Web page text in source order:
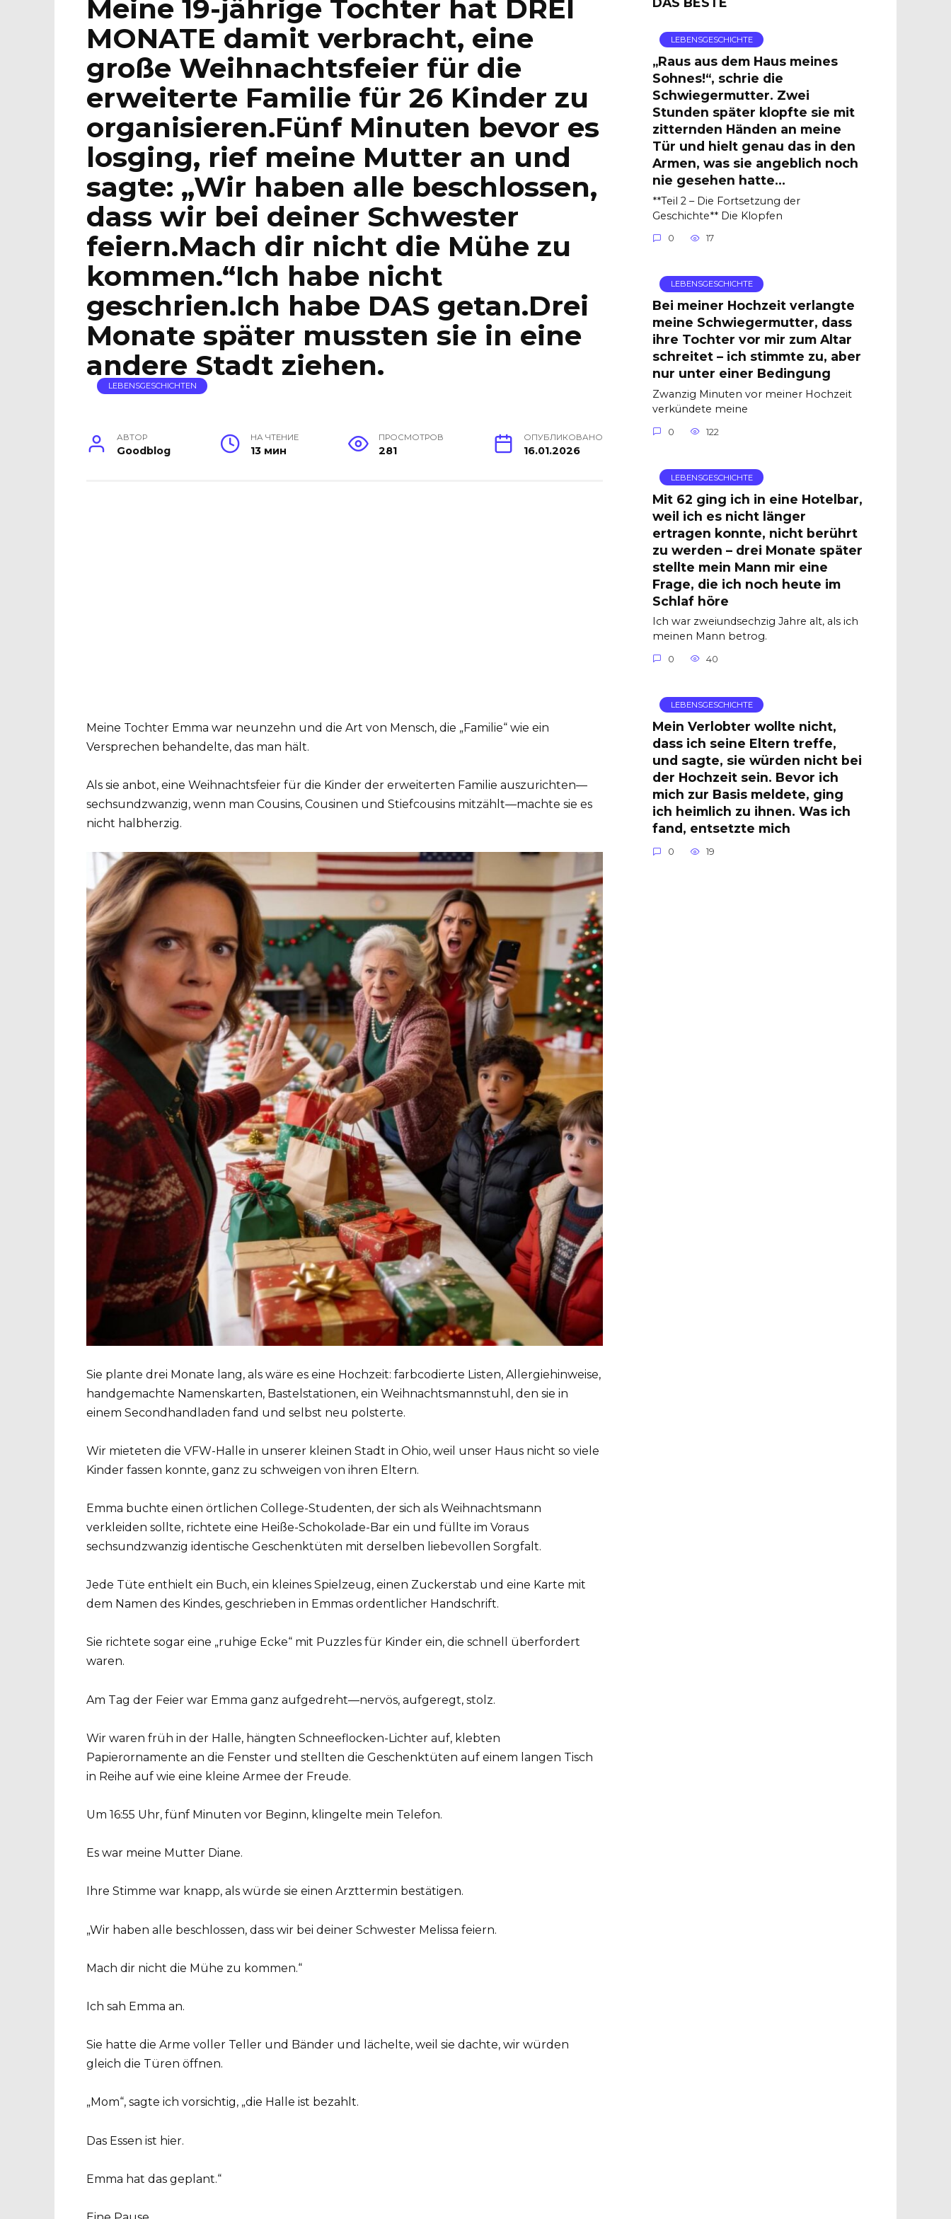
Meine 19-jährige Tochter hat DREI
MONATE damit verbracht, eine
große Weihnachtsfeier für die
erweiterte Familie für 26 Kinder zu
organisieren.Fünf Minuten bevor es
losging, rief meine Mutter an und
sagte: „Wir haben alle beschlossen,
dass wir bei deiner Schwester
feiern.Mach dir nicht die Mühe zu
kommen.“Ich habe nicht
geschrien.Ich habe DAS getan.Drei
Monate später mussten sie in eine
andere Stadt ziehen.
LEBENSGESCHICHTEN
АВТОР
Goodblog
НА ЧТЕНИЕ
13 мин
ПРОСМОТРОВ
281
ОПУБЛИКОВАНО
16.01.2026
Meine Tochter Emma war neunzehn und die Art von Mensch, die „Familie“ wie ein
Versprechen behandelte, das man hält.
Als sie anbot, eine Weihnachtsfeier für die Kinder der erweiterten Familie auszurichten—
sechsundzwanzig, wenn man Cousins, Cousinen und Stiefcousins mitzählt—machte sie es
nicht halbherzig.
Sie plante drei Monate lang, als wäre es eine Hochzeit: farbcodierte Listen, Allergiehinweise,
handgemachte Namenskarten, Bastelstationen, ein Weihnachtsmannstuhl, den sie in
einem Secondhandladen fand und selbst neu polsterte.
Wir mieteten die VFW-Halle in unserer kleinen Stadt in Ohio, weil unser Haus nicht so viele
Kinder fassen konnte, ganz zu schweigen von ihren Eltern.
Emma buchte einen örtlichen College-Studenten, der sich als Weihnachtsmann
verkleiden sollte, richtete eine Heiße-Schokolade-Bar ein und füllte im Voraus
sechsundzwanzig identische Geschenktüten mit derselben liebevollen Sorgfalt.
Jede Tüte enthielt ein Buch, ein kleines Spielzeug, einen Zuckerstab und eine Karte mit
dem Namen des Kindes, geschrieben in Emmas ordentlicher Handschrift.
Sie richtete sogar eine „ruhige Ecke“ mit Puzzles für Kinder ein, die schnell überfordert
waren.
Am Tag der Feier war Emma ganz aufgedreht—nervös, aufgeregt, stolz.
Wir waren früh in der Halle, hängten Schneeflocken-Lichter auf, klebten
Papierornamente an die Fenster und stellten die Geschenktüten auf einem langen Tisch
in Reihe auf wie eine kleine Armee der Freude.
Um 16:55 Uhr, fünf Minuten vor Beginn, klingelte mein Telefon.
Es war meine Mutter Diane.
Ihre Stimme war knapp, als würde sie einen Arzttermin bestätigen.
„Wir haben alle beschlossen, dass wir bei deiner Schwester Melissa feiern.
Mach dir nicht die Mühe zu kommen.“
Ich sah Emma an.
Sie hatte die Arme voller Teller und Bänder und lächelte, weil sie dachte, wir würden
gleich die Türen öffnen.
„Mom“, sagte ich vorsichtig, „die Halle ist bezahlt.
Das Essen ist hier.
Emma hat das geplant.“
LEBENSGESCHICHTE
„Raus aus dem Haus meines
Sohnes!“, schrie die
Schwiegermutter. Zwei
Stunden später klopfte sie mit
zitternden Händen an meine
Tür und hielt genau das in den
Armen, was sie angeblich noch
nie gesehen hatte…
**Teil 2 – Die Fortsetzung der
Geschichte** Die Klopfen
0 17
LEBENSGESCHICHTE
Bei meiner Hochzeit verlangte
meine Schwiegermutter, dass
ihre Tochter vor mir zum Altar
schreitet – ich stimmte zu, aber
nur unter einer Bedingung
Zwanzig Minuten vor meiner Hochzeit
verkündete meine
0 122
LEBENSGESCHICHTE
Mit 62 ging ich in eine Hotelbar,
weil ich es nicht länger
ertragen konnte, nicht berührt
zu werden – drei Monate später
stellte mein Mann mir eine
Frage, die ich noch heute im
Schlaf höre
Ich war zweiundsechzig Jahre alt, als ich
meinen Mann betrog.
0 40
LEBENSGESCHICHTE
Mein Verlobter wollte nicht,
dass ich seine Eltern treffe,
und sagte, sie würden nicht bei
der Hochzeit sein. Bevor ich
mich zur Basis meldete, ging
ich heimlich zu ihnen. Was ich
fand, entsetzte mich
0 19